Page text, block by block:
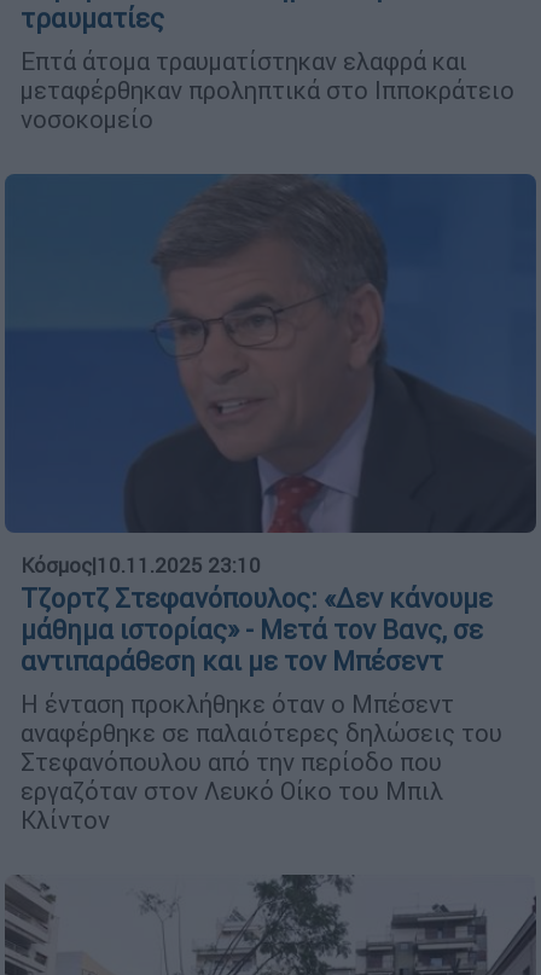
τραυματίες
Επτά άτομα τραυματίστηκαν ελαφρά και
μεταφέρθηκαν προληπτικά στο Ιπποκράτειο
νοσοκομείο
Κόσμος|10.11.2025 23:10
Τζορτζ Στεφανόπουλος: «Δεν κάνουμε
μάθημα ιστορίας» - Μετά τον Βανς, σε
αντιπαράθεση και με τον Μπέσεντ
Η ένταση προκλήθηκε όταν ο Μπέσεντ
αναφέρθηκε σε παλαιότερες δηλώσεις του
Στεφανόπουλου από την περίοδο που
εργαζόταν στον Λευκό Οίκο του Μπιλ
Κλίντον